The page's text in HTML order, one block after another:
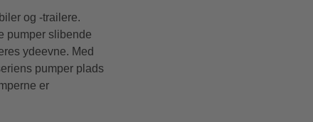
og -trailere.
pumper slibende
ydeevne. Med
pumper plads
er